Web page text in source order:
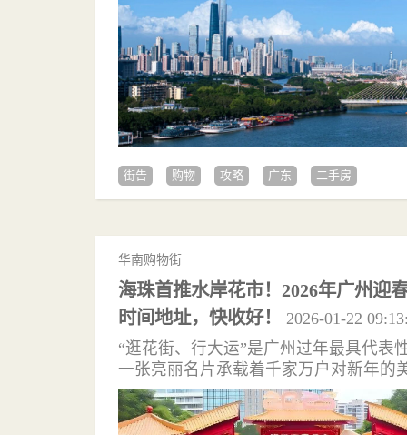
街告 购物 攻略 广东 二手房
华南购物街
海珠首推水岸花市！2026年广州迎
时间地址，快收好！
2026-01-22
“逛花街、行大运”是广州过年最具代表
一张亮丽名片承载着千家万户对新年的